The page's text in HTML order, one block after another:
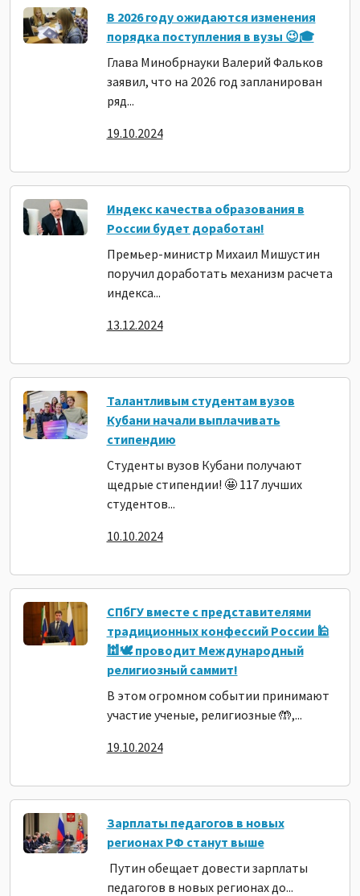
В 2026 году ожидаются изменения
порядка поступления в вузы 😉🎓
Глава Минобрнауки Валерий Фальков
заявил, что на 2026 год запланирован
ряд...
19.10.2024
Индекс качества образования в
России будет доработан!
Премьер-министр Михаил Мишустин
поручил доработать механизм расчета
индекса...
13.12.2024
Талантливым студентам вузов
Кубани начали выплачивать
стипендию
Студенты вузов Кубани получают
щедрые стипендии! 🤩 117 лучших
студентов...
10.10.2024
СПбГУ вместе с представителями
традиционных конфессий России 🕌
🕍🕊️ проводит Международный
религиозный саммит!
В этом огромном событии принимают
участие ученые, религиозные 🤲,...
19.10.2024
Зарплаты педагогов в новых
регионах РФ станут выше
Путин обещает довести зарплаты
педагогов в новых регионах до...